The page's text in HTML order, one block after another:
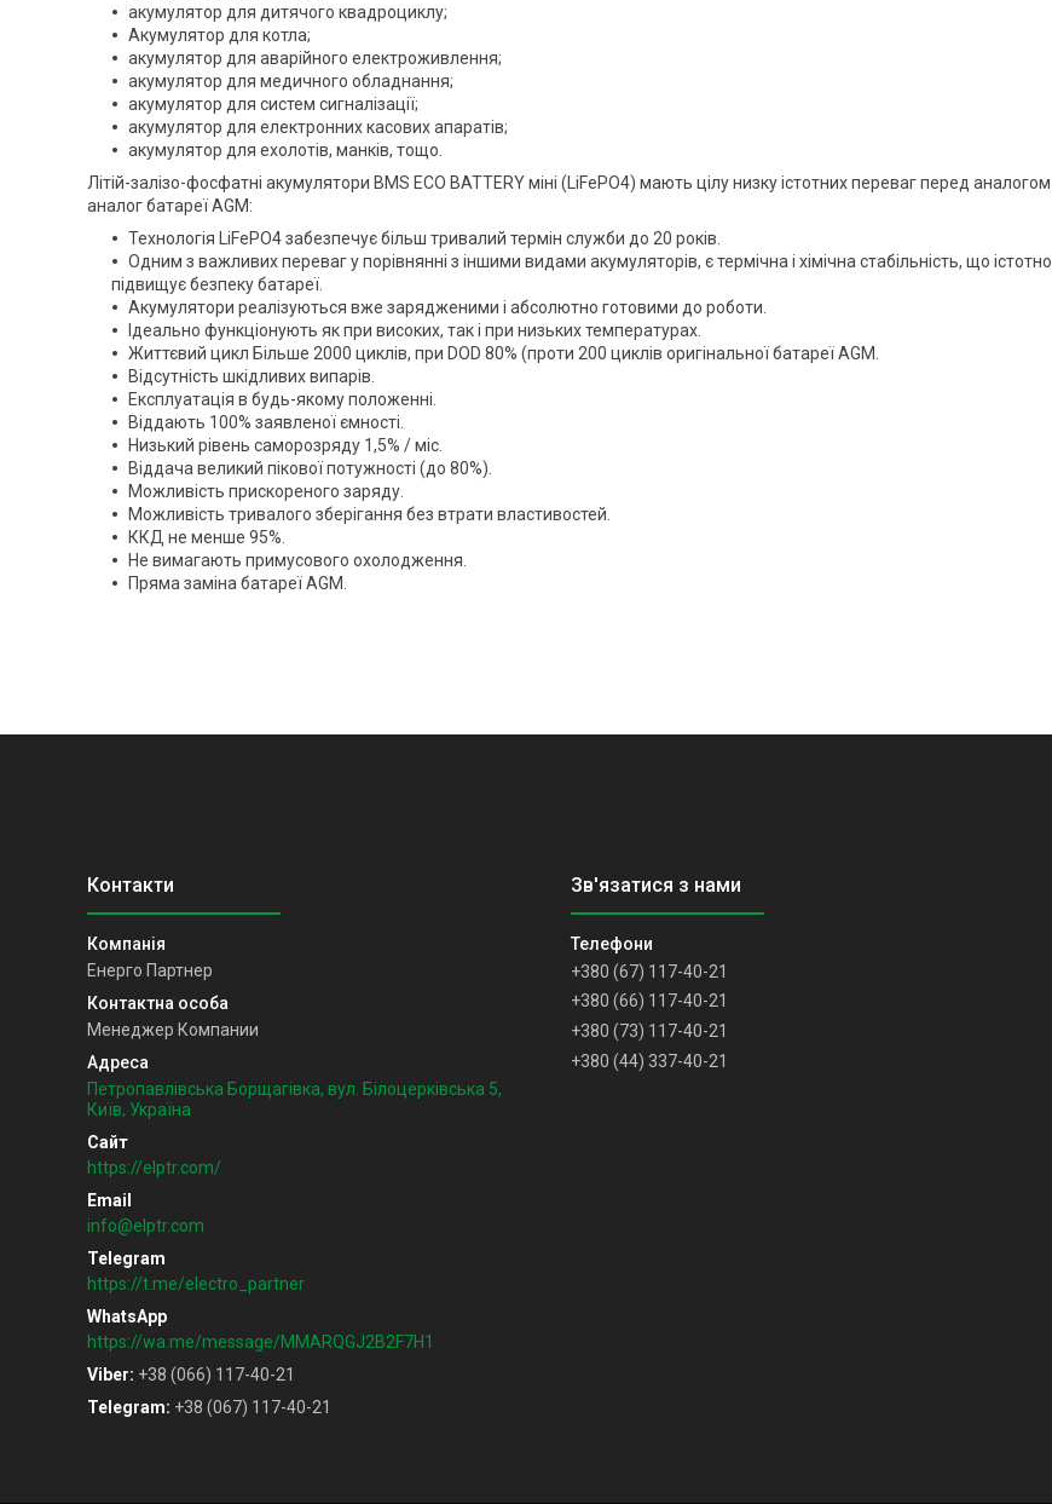
акумулятор для дитячого квадроциклу;
Акумулятор для котла;
акумулятор для аварійного електроживлення;
акумулятор для медичного обладнання;
акумулятор для систем сигналізації;
акумулятор для електронних касових апаратів;
акумулятор для ехолотів, манків, тощо.
Літій-залізо-фосфатні акумулятори BMS ECO BATTERY міні (LiFePO4) мають цілу низку істотних переваг перед аналогом
аналог батареї AGM:
Технологія LiFePO4 забезпечує більш тривалий термін служби до 20 років.
Одним з важливих переваг у порівнянні з іншими видами акумуляторів, є термічна і хімічна стабільність, що істотно
підвищує безпеку батареї.
Акумулятори реалізуються вже зарядженими і абсолютно готовими до роботи.
Ідеально функціонують як при високих, так і при низьких температурах.
Життєвий цикл Більше 2000 циклів, при DOD 80% (проти 200 циклів оригінальної батареї AGM.
Відсутність шкідливих випарів.
Експлуатація в будь-якому положенні.
Віддають 100% заявленої ємності.
Низький рівень саморозряду 1,5% / міс.
Віддача великий пікової потужності (до 80%).
Можливість прискореного заряду.
Можливість тривалого зберігання без втрати властивостей.
ККД не менше 95%.
Не вимагають примусового охолодження.
Пряма заміна батареї AGM.
Енерго Партнер
Менеджер Компании
Петропавлівська Борщагівка, вул. Білоцерківська 5,
Київ, Україна
https://elptr.com/
info@elptr.com
https://t.me/electro_partner
https://wa.me/message/MMARQGJ2B2F7H1
Viber +38 (066) 117-40-21
Telegram +38 (067) 117-40-21
+380 (67) 117-40-21
+380 (66) 117-40-21
+380 (73) 117-40-21
+380 (44) 337-40-21